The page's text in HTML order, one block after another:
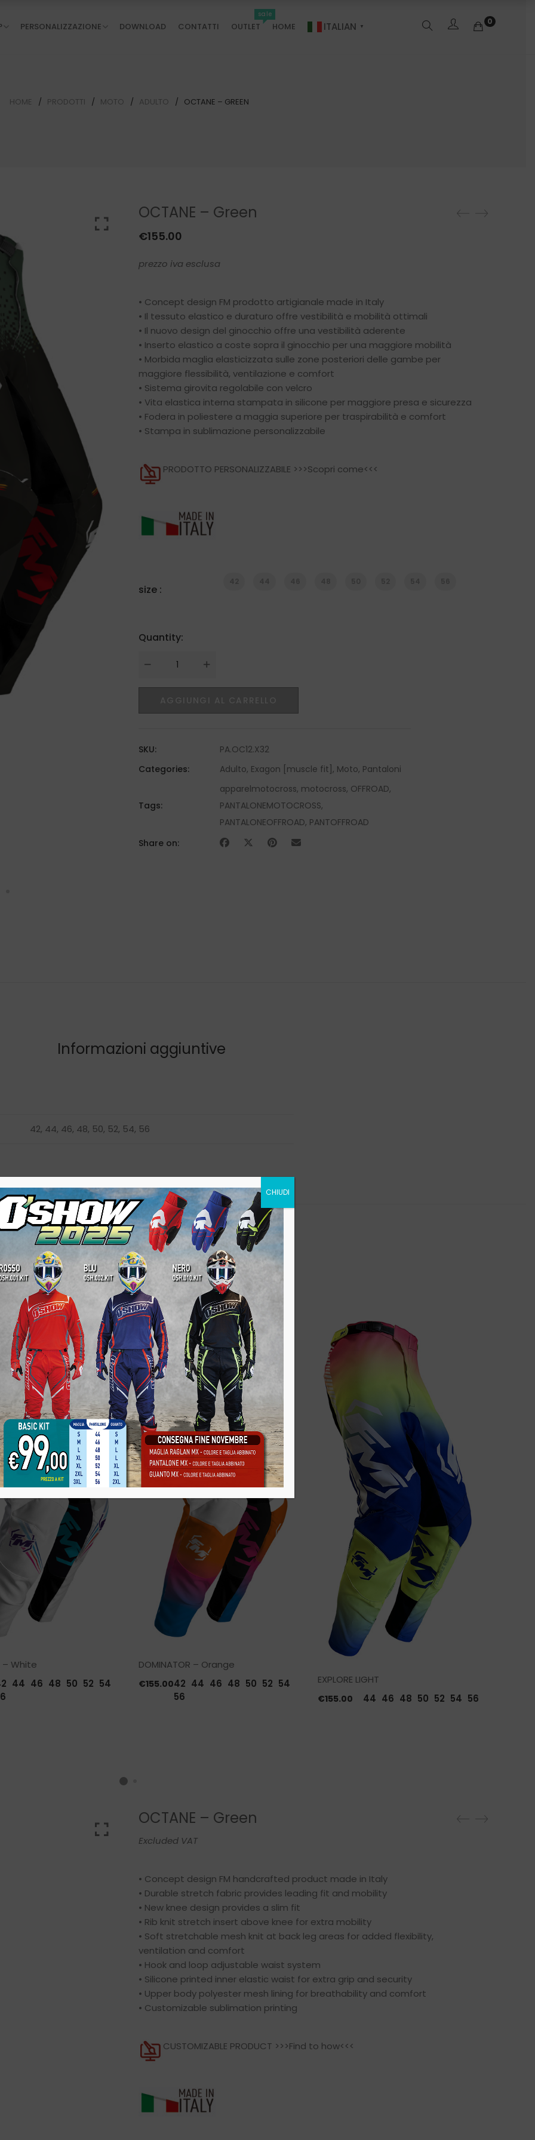
PERSONALIZZAZIONE DOWNLOAD CONTATTI OUTLET
sale
HOME ITALIAN ▼
0
HOME PRODOTTI MOTO ADULTO OCTANE – GREEN
OCTANE – Green
€155.00
prezzo iva esclusa
• Concept design FM prodotto artigianale made in Italy
• Il tessuto elastico e duraturo offre vestibilità e mobilità ottimali
• Il nuovo design del ginocchio offre una vestibilità aderente
• Inserto elastico a coste sopra il ginocchio per una maggiore mobilità
• Morbida maglia elasticizzata sulle zone posteriori delle gambe per
maggiore flessibilità, ventilazione e comfort
• Sistema girovita regolabile con velcro
• Vita elastica interna stampata in silicone per maggiore presa e sicurezza
• Fodera in poliestere a maggia superiore per traspirabilità e comfort
• Stampa in sublimazione personalizzabile
PRODOTTO PERSONALIZZABILE >>>Scopri come<<<
size :
Quantity:
Quantity
SKU:
PA.OC12.X32
Categories:
Adulto, Exagon [muscle fit] , Moto, Pantaloni
Tags:
apparelmotocross, motocross, OFFROAD,
PANTALONEMOTOCROSS,
PANTALONEOFFROAD, PANTOFFROAD
Share on:
Informazioni aggiuntive
42, 44, 46, 48, 50, 52, 54, 56
Related products
– White
44 46 48 50 52 54
DOMINATOR – Orange
€155.0042 44 46 48 50 52 54
56
EXPLORE LIGHT
€155.00 44 46 48 50 52 54 56
OCTANE – Green
Excluded VAT
• Concept design FM handcrafted product made in Italy
• Durable stretch fabric provides leading fit and mobility
• New knee design provides a slim fit
• Rib knit stretch insert above knee for extra mobility
• Soft stretchable mesh knit at back leg areas for added flexibility,
ventilation and comfort
• Hook and loop adjustable waist system
• Silicone printed inner elastic waist for extra grip and security
• Upper body polyester mesh lining for breathability and comfort
• Customizable sublimation printing
CUSTOMIZABLE PRODUCT >>>Find to how<<<
CHIUDI